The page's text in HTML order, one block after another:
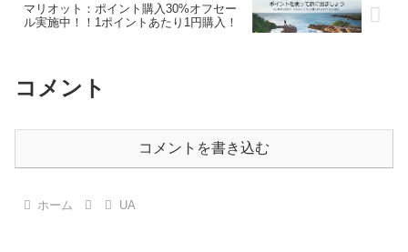
マリオット：ポイント購入30%オフセー
ル実施中！！1ポイントあたり1円購入！
コメント
コメントを書き込む
ホーム UA